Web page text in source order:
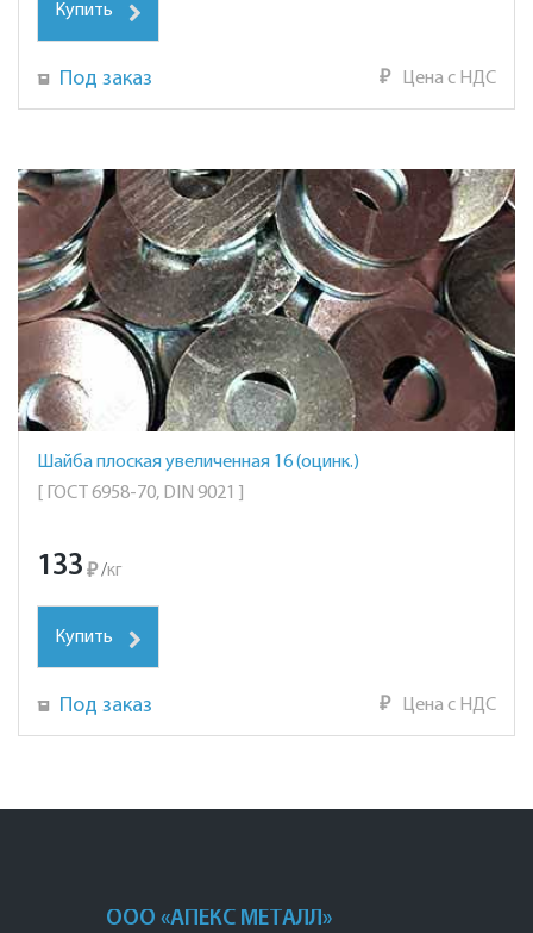
Купить
Под заказ ₽ Цена с НДС
Шайба плоская увеличенная 16 (оцинк.)
[ ГОСТ 6958-70, DIN 9021 ]
133 ₽ /кг
Купить
Под заказ ₽ Цена с НДС
ООО «АПЕКС МЕТАЛЛ»